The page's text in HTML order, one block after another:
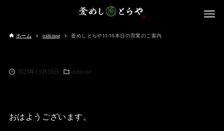
ホーム oshirase 釜めしとらや11/16本日の営業のご案内
2023年11月16日 oshirase
おはようございます。